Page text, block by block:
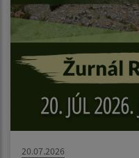
20.07.2026